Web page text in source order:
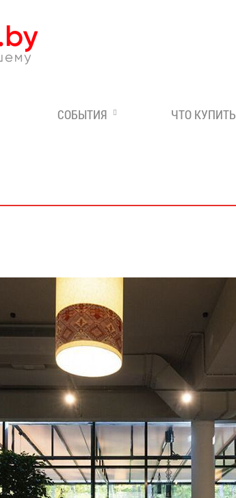
СОБЫТИЯ ЧТО КУПИТЬ